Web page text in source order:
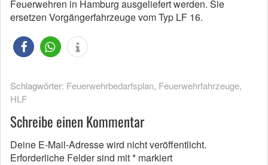
Feuerwehren in Hamburg ausgeliefert werden. Sie
ersetzen Vorgängerfahrzeuge vom Typ LF 16.
Schlagwörter: Feuerwehrbedarfsplan, Feuerwehrfahrzeuge,
HLF
Schreibe einen Kommentar
Deine E-Mail-Adresse wird nicht veröffentlicht.
Erforderliche Felder sind mit* markiert